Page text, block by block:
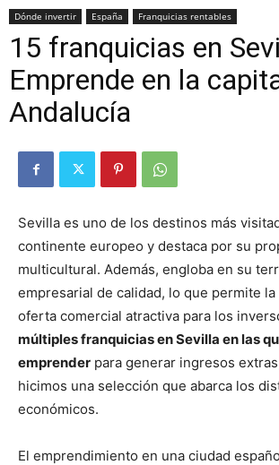
Dónde invertir España Franquicias rentables
15 franquicias en
Emprende en la
Andalucía
Sevilla es uno de los destinos más
continente europeo y destaca por su
multicultural. Además, engloba en su
empresarial de calidad, lo que permite
oferta comercial atractiva para los
múltiples franquicias en Sevilla en las
emprender para generar ingresos
hicimos una selección que abarca los
económicos.
El emprendimiento en una ciudad